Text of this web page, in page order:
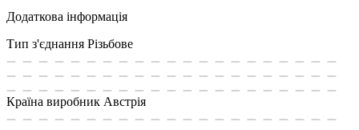
Додаткова інформація
Тип з'єднання Різьбове
Країна виробник Австрія